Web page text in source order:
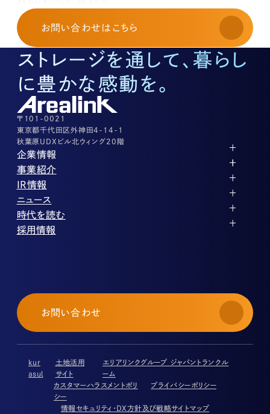
お申し込み・お問い合わせ
03-3526-8568
土地活用に関するお問い合わせ
03-3526-8574
底地に関するお問い合わせ
03-3526-8572
株式に関するお問い合わせ
03-3526-8556
その他上記に当てはまらない案件等
03-3526-8556
お問い合わせ はこちら
ストレージを通して、暮らし
に豊かな感動を。
〒101-0021
東京都千代田区外神田4-14-1
秋葉原UDXビル北ウィング20階
企業情報
代表メッセージ
企業理念
会社概要
役員紹介
沿革
コーポレートガバナンス
事業紹介
ストレージ事業
パートナー制度
ストレージライフ
土地権利整備事業
オフィス事業
アセット事業
IR情報
IRカレンダー
中期経営計画
事業等のリスク
株式・株主情報
個人投資家の皆様へ
よくある質問・用語集
IRメール登録
免責事項
ニュース
PR
IR
時代を読む
投稿一覧
採用情報
採用エントリー
お問い合わせ
kur
asul
土地活用
サイト
エリアリンクグループ ジャパントランクル
ーム
カスタマーハラスメントポリ
シー
プライバシーポリシー
情報セキュリティ・DX方針及び戦略サイトマップ